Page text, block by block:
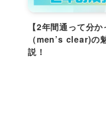
【2年間通って分
（men’s clear)の
説！